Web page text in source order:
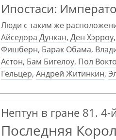
Ипостаси:
Люди с таким же
Айседора Дункан, Ден Хэрроу,
Фишберн, Барак Обама,
Астон, Бам Бигелоу, Пол
Гельцер, Андрей Житинкин,
Нептун в гране 81.
Последняя